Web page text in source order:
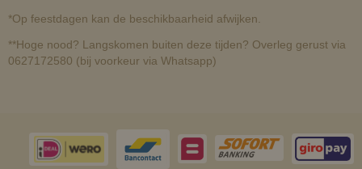
*Op feestdagen kan de beschikbaarheid afwijken.
**Hoge nood? Langskomen buiten deze tijden? Overleg gerust via
0627172580 (bij voorkeur via Whatsapp)